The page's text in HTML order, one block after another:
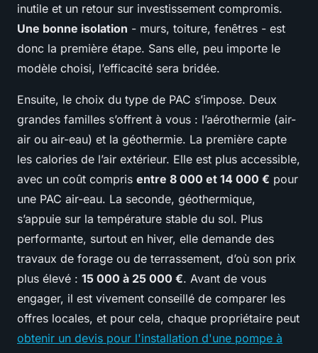
inutile et un retour sur investissement compromis.
Une bonne isolation - murs, toiture, fenêtres - est
donc la première étape. Sans elle, peu importe le
modèle choisi, l’efficacité sera bridée.
Ensuite, le choix du type de PAC s’impose. Deux
grandes familles s’offrent à vous : l’aérothermie (air-
air ou air-eau) et la géothermie. La première capte
les calories de l’air extérieur. Elle est plus accessible,
avec un coût compris entre 8 000 et 14 000 € pour
une PAC air-eau. La seconde, géothermique,
s’appuie sur la température stable du sol. Plus
performante, surtout en hiver, elle demande des
travaux de forage ou de terrassement, d’où son prix
plus élevé : 15 000 à 25 000 €. Avant de vous
engager, il est vivement conseillé de comparer les
offres locales, et pour cela, chaque propriétaire peut
obtenir un devis pour l'installation d'une pompe à